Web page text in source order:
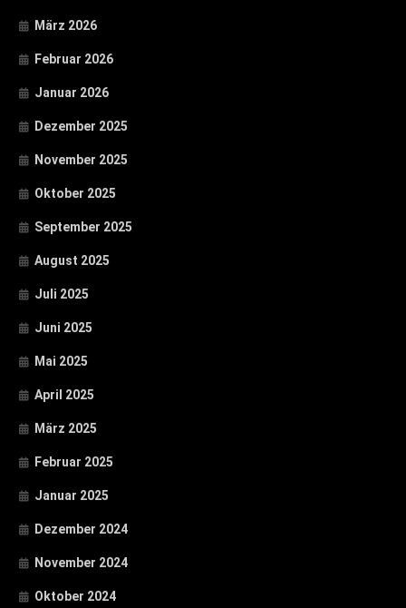
März 2026
Februar 2026
Januar 2026
Dezember 2025
November 2025
Oktober 2025
September 2025
August 2025
Juli 2025
Juni 2025
Mai 2025
April 2025
März 2025
Februar 2025
Januar 2025
Dezember 2024
November 2024
Oktober 2024